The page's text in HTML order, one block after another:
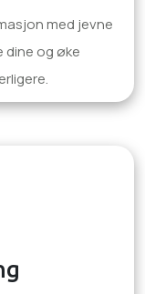
med jevne
dine og øke